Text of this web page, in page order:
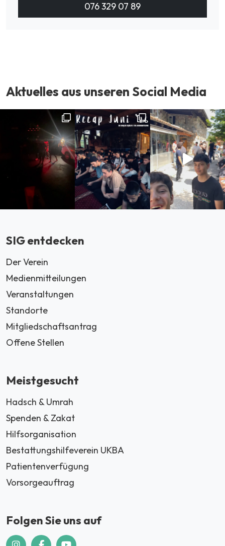
076 329 07 89
Aktuelles aus unseren Social Media
SIG entdecken
Der Verein
Medienmitteilungen
Veranstaltungen
Standorte
Mitgliedschaftsantrag
Offene Stellen
Meistgesucht
Hadsch & Umrah
Spenden & Zakat
Hilfsorganisation
Bestattungshilfeverein UKBA
Patientenverfügung
Vorsorgeauftrag
Folgen Sie uns auf